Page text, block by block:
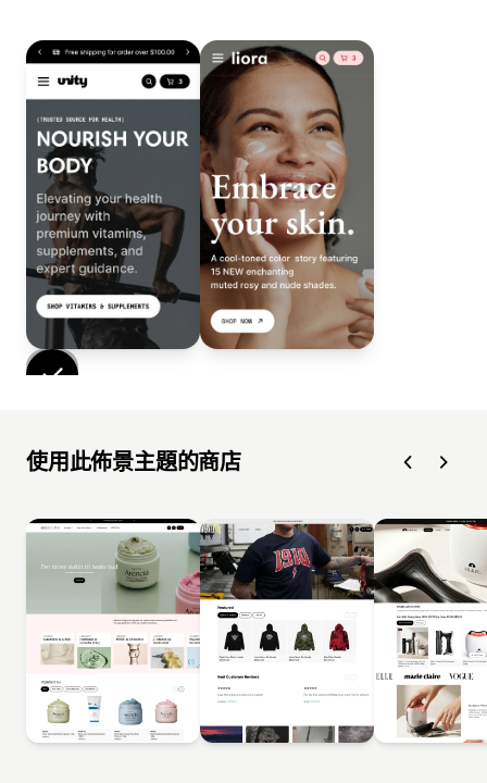
使用此佈景主題的商店